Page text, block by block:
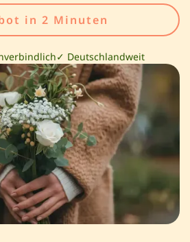
in 2 Minuten
✓ Deutschlandweit